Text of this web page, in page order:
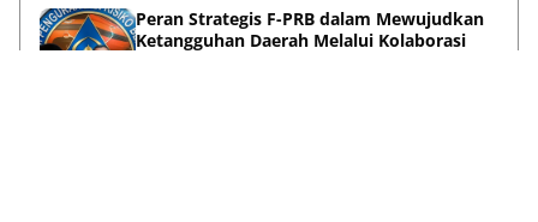
Peran Strategis F-PRB dalam Mewujudkan
Ketangguhan Daerah Melalui Kolaborasi